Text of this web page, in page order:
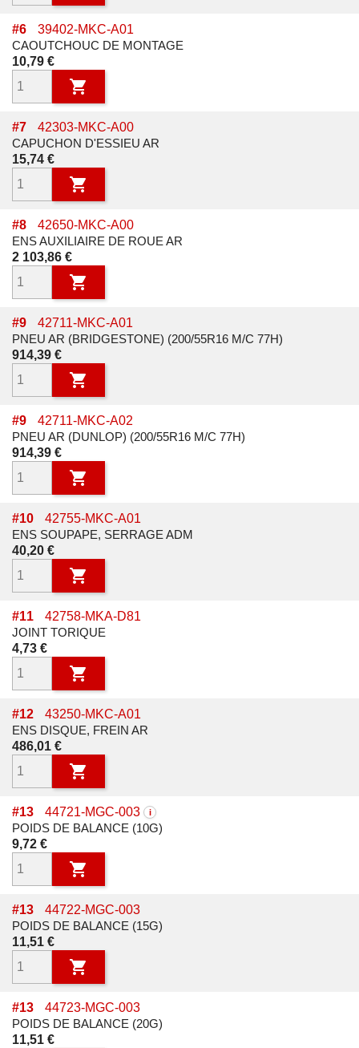
#6
39402-MKC-A01
CAOUTCHOUC DE MONTAGE
Prix
10,79 €

#7
42303-MKC-A00
CAPUCHON D'ESSIEU AR
Prix
15,74 €

#8
42650-MKC-A00
ENS AUXILIAIRE DE ROUE AR
Prix
2 103,86 €

#9
42711-MKC-A01
PNEU AR (BRIDGESTONE) (200/55R16 M/C 77H)
Prix
914,39 €

#9
42711-MKC-A02
PNEU AR (DUNLOP) (200/55R16 M/C 77H)
Prix
914,39 €

#10
42755-MKC-A01
ENS SOUPAPE, SERRAGE ADM
Prix
40,20 €

#11
42758-MKA-D81
JOINT TORIQUE
Prix
4,73 €

#12
43250-MKC-A01
ENS DISQUE, FREIN AR
Prix
486,01 €

#13 44721-MGC-003 i
POIDS DE BALANCE (10G)
Prix
9,72 €

#13
44722-MGC-003
POIDS DE BALANCE (15G)
Prix
11,51 €

#13
44723-MGC-003
POIDS DE BALANCE (20G)
Prix
11,51 €